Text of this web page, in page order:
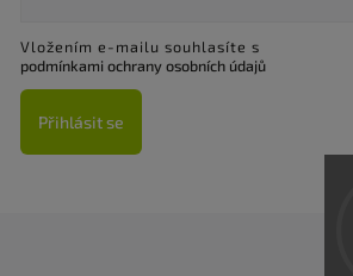
Vložením e-mailu souhlasíte s
podmínkami ochrany osobních údajů
Přihlásit se